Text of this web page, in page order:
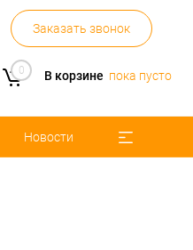
Заказать звонок
0 В корзине пока пусто
Новости